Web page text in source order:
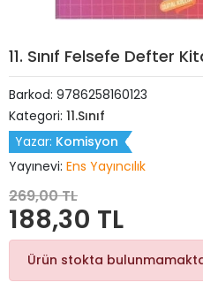
11. Sınıf Felsefe Defter
Barkod: 9786258160123
Kategori: 11.Sınıf
Yazar: Komisyon
Yayınevi: Ens Yayıncılık
269,00 TL
188,30 TL
Ürün stokta